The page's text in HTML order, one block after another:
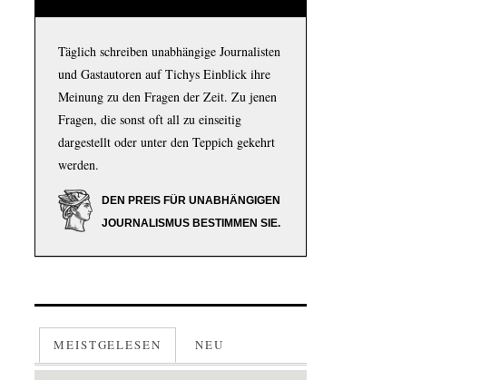
Täglich schreiben unabhängige Journalisten
und Gastautoren auf Tichys Einblick ihre
Meinung zu den Fragen der Zeit. Zu jenen
Fragen, die sonst oft all zu einseitig
dargestellt oder unter den Teppich gekehrt
werden.
DEN PREIS FÜR UNABHÄNGIGEN
JOURNALISMUS BESTIMMEN SIE.
MEISTGELESEN NEU